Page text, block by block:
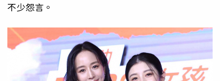
不少怨言。